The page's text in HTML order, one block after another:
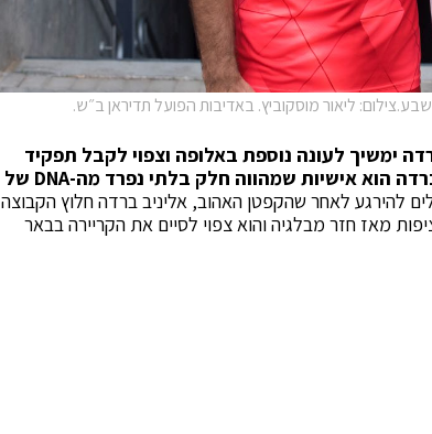
ליאור מוסקוביץ. באדיבות הפועל תדיראן ב״ש.
ימשיך לעונה נוספת באלופה וצפוי לקבל תפקיד
מקצועי לאחר פרישתו.אלונה ברקת: "אליניב ברדה הוא אישיות שמהווה חלק בלתי נפרד מה-DNA של
להירגע לאחר שהקפטן האהוב, אליניב ברדה חלוץ הקבוצה
מאז חזר מבלגיה והוא צפוי לסיים את הקריירה בבאר